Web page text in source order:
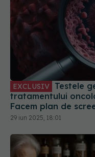
Testele genetice, rol în personalizarea
tratamentului
Facem plan de
Eduard Dănăilă:
29 iun 2025, 18:01